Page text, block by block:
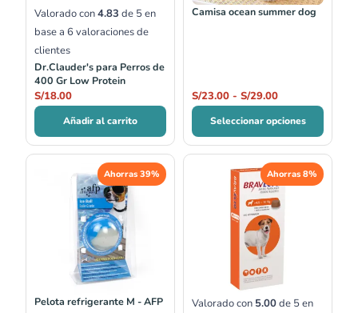
Valorado con4.83 de 5 en
base a 6 valoraciones de
clientes
Dr.Clauder's para Perros de
400 Gr Low Protein
S/18.00
Añadir al carrito
Camisa ocean summer dog
S/23.00 - S/29.00
Seleccionar opciones
Ahorras 39%
Pelota refrigerante M - AFP
precio
original
era:
S/23.00.
El
precio
actual
es:
S/14.00.
Ahorras 8%
Valorado con 5.00de 5 en
precio
original
era:
S/115.00.
El
precio
actual
S/106.00.